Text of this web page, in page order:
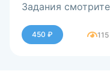
Задания
450 ₽